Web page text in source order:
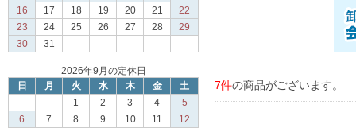
16
17 18 19 20 21
22
23
24 25 26 27 28
29
30
31
2026年9月の定休日
日
月 火 水 木 金
土
1
2 3 4
5
6
7 8 9 10 11
12
7件の商品がございます。